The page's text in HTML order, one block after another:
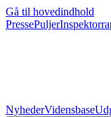
Gå til hovedindhold
PressePuljer
NyhederVidensbase